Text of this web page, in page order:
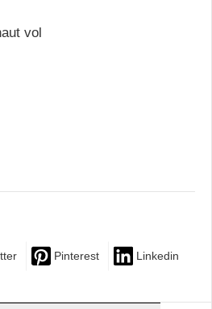
vol
Pinterest Linkedin